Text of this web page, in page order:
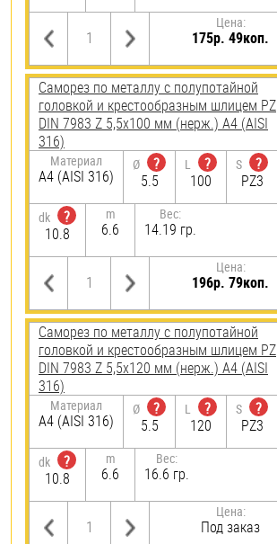
Цена:
175р. 49коп.
Саморез по металлу с полупотайной
головкой и крестообразным шлицем PZ
DIN 7983 Z 5,5х100 мм (нерж.) A4 (AISI
316)
Материал
A4 (AISI 316)
Ø
?
5.5
L
?
100
S
?
PZ3
dk
?
10.8
m
6.6
Вес:
14.19 гр.
Цена:
196р. 79коп.
Саморез по металлу с полупотайной
головкой и крестообразным шлицем PZ
DIN 7983 Z 5,5х120 мм (нерж.) A4 (AISI
316)
Материал
A4 (AISI 316)
Ø
?
5.5
L
?
120
S
?
PZ3
dk
?
10.8
m
6.6
Вес:
16.6 гр.
Цена:
Под заказ